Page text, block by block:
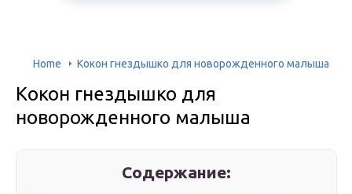
Home Кокон гнездышко для новорожденного малыша
Кокон гнездышко для
новорожденного малыша
Содержание: